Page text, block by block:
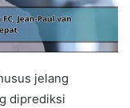
jelang
diprediksi